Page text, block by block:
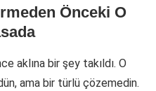
Önceki O
aklına bir şey takıldı. O
ama bir türlü çözemedin.